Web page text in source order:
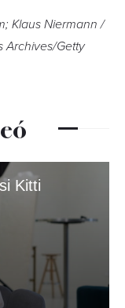
Klaus Niermann /
Archives/Getty
Kitti